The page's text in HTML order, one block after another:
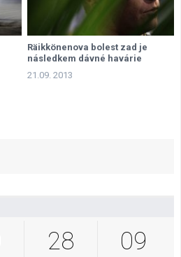
Räikkönenova bolest zad je
následkem dávné havárie
21.09. 2013
28 09